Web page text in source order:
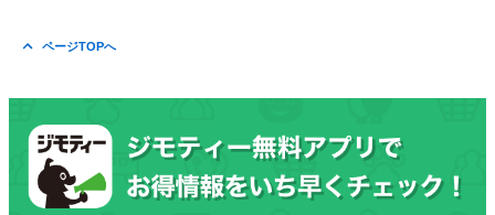
ページTOPへ